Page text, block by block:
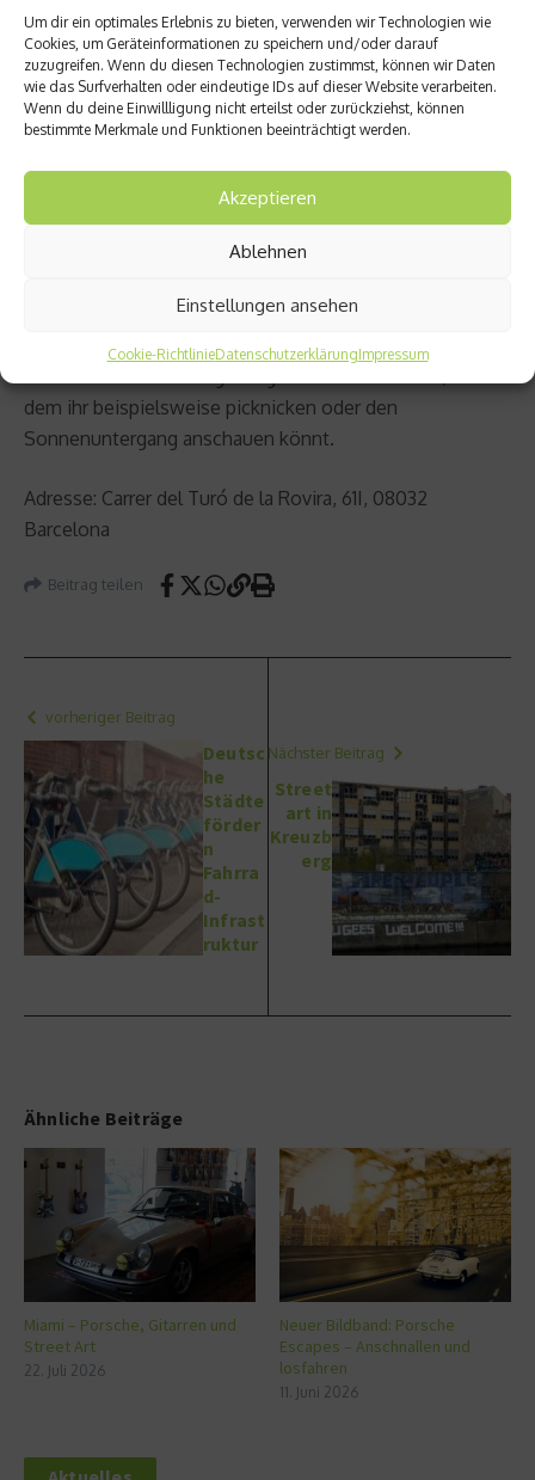
Um dir ein optimales Erlebnis zu bieten, verwenden wir Technologien wie
Cookies, um Geräteinformationen zu speichern und/oder darauf
zuzugreifen. Wenn du diesen Technologien zustimmst, können wir Daten
wie das Surfverhalten oder eindeutige IDs auf dieser Website verarbeiten.
Wenn du deine Einwillligung nicht erteilst oder zurückziehst, können
bestimmte Merkmale und Funktionen beeinträchtigt werden.
Akzeptieren
Ablehnen
Einstellungen ansehen
Cookie-RichtlinieDatenschutzerklärungImpressum
Adresse: Carrer de Sant Pau, 65, 08001 Barcelona
Öffnungszeiten: Montag bis Sonntag: 22 bis 2:30 Uhr
Geheimtipp 5: Sich Barcelona zu Füßen legen
Ihr sucht einen Platz, von dem ihr über ganz Barcelona
Rovira“ – der höchste Aussichtspunkt der Stadt. Dabei
handelt es sich um einen alten Luftschutzbunker aus
dem ihr beispielsweise picknicken oder den
Sonnenuntergang anschauen könnt.
Adresse: Carrer del Turó de la Rovira, 61I, 08032
Barcelona
Beitrag teilen
vorheriger Beitrag
Deutsc
he
Städte
förder
n
Fahrra
d-
Infrast
ruktur
Nächster Beitrag
Street
art in
Kreuzb
erg
Ähnliche Beiträge
Miami – Porsche, Gitarren und
Street Art
22. Juli 2026
Neuer Bildband: Porsche
Escapes – Anschnallen und
losfahren
11. Juni 2026